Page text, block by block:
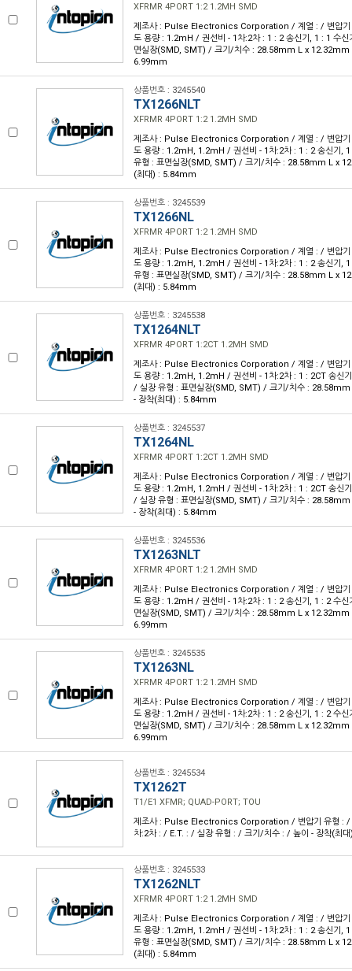
XFRMR 4PORT 1:2 1.2MH SMD
제조사 : Pulse Electronics Corporation / 계열 : / 변압기
도 용량 : 1.2mH / 권선비 - 1차:2차 : 1 : 2 송신기, 1 : 1 수
면실장(SMD, SMT) / 크기/치수 : 28.58mm L x 12.32mm
6.99mm
상품번호 : 3245540
TX1266NLT
XFRMR 4PORT 1:2 1.2MH SMD
제조사 : Pulse Electronics Corporation / 계열 : / 변압기
도 용량 : 1.2mH, 1.2mH / 권선비 - 1차:2차 : 1 : 2 송신기,
유형 : 표면실장(SMD, SMT) / 크기/치수 : 28.58mm L x
(최대) : 5.84mm
상품번호 : 3245539
TX1266NL
XFRMR 4PORT 1:2 1.2MH SMD
제조사 : Pulse Electronics Corporation / 계열 : / 변압기
도 용량 : 1.2mH, 1.2mH / 권선비 - 1차:2차 : 1 : 2 송신기,
유형 : 표면실장(SMD, SMT) / 크기/치수 : 28.58mm L x
(최대) : 5.84mm
상품번호 : 3245538
TX1264NLT
XFRMR 4PORT 1:2CT 1.2MH SMD
제조사 : Pulse Electronics Corporation / 계열 : / 변압기
도 용량 : 1.2mH, 1.2mH / 권선비 - 1차:2차 : 1 : 2CT 송신
/ 실장 유형 : 표면실장(SMD, SMT) / 크기/치수 :
- 장착(최대) : 5.84mm
상품번호 : 3245537
TX1264NL
XFRMR 4PORT 1:2CT 1.2MH SMD
제조사 : Pulse Electronics Corporation / 계열 : / 변압기
도 용량 : 1.2mH, 1.2mH / 권선비 - 1차:2차 : 1 : 2CT 송신
/ 실장 유형 : 표면실장(SMD, SMT) / 크기/치수 :
- 장착(최대) : 5.84mm
상품번호 : 3245536
TX1263NLT
XFRMR 4PORT 1:2 1.2MH SMD
제조사 : Pulse Electronics Corporation / 계열 : / 변압기
도 용량 : 1.2mH / 권선비 - 1차:2차 : 1 : 2 송신기, 1 : 2 수
면실장(SMD, SMT) / 크기/치수 : 28.58mm L x 12.32mm
6.99mm
상품번호 : 3245535
TX1263NL
XFRMR 4PORT 1:2 1.2MH SMD
제조사 : Pulse Electronics Corporation / 계열 : / 변압기
도 용량 : 1.2mH / 권선비 - 1차:2차 : 1 : 2 송신기, 1 : 2 수
면실장(SMD, SMT) / 크기/치수 : 28.58mm L x 12.32mm
6.99mm
상품번호 : 3245534
TX1262T
T1/E1 XFMR; QUAD-PORT; TOU
제조사 : Pulse Electronics Corporation / 변압기 유형 : /
차:2차 : / E.T. : / 실장 유형 : / 크기/치수 : / 높이 - 장착(최
상품번호 : 3245533
TX1262NLT
XFRMR 4PORT 1:2 1.2MH SMD
제조사 : Pulse Electronics Corporation / 계열 : / 변압기
도 용량 : 1.2mH, 1.2mH / 권선비 - 1차:2차 : 1 : 2 송신기,
유형 : 표면실장(SMD, SMT) / 크기/치수 : 28.58mm L x
(최대) : 5.84mm